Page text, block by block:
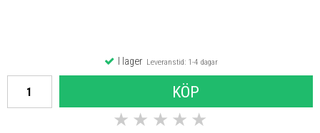
I lagerLeveranstid: 1-4 dagar
KÖP
★ ★ ★ ★ ★